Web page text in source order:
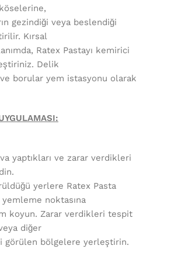
gezindiği veya beslendiği
Kırsal
Ratex Pastayı kemirici
Delik
borular yem istasyonu olarak
yaptıkları ve zarar verdikleri
yerlere Ratex Pasta
noktasına
koyun. Zarar verdikleri tespit
diğer
görülen bölgelere yerleştirin.